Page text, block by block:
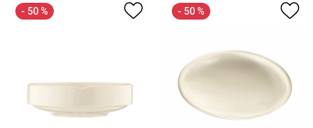
- 50 % - 50 %